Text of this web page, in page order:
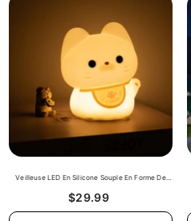
Veilleuse LED En Silicone Souple En Forme De
Les Filles
$29.99